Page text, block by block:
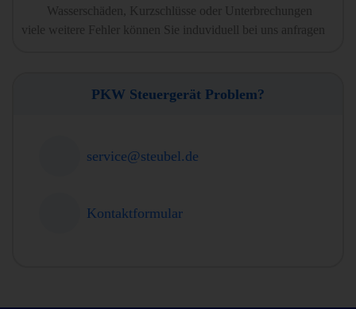
Wasserschäden, Kurzschlüsse oder Unterbrechungen
viele weitere Fehler können Sie induviduell bei uns anfragen
PKW Steuergerät Problem?
service@steubel.de
Kontaktformular